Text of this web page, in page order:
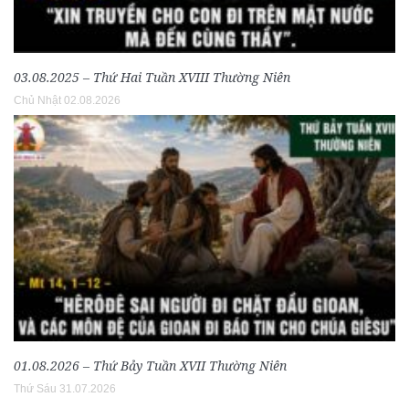
03.08.2025 – Thứ Hai Tuần XVIII Thường Niên
Chủ Nhật 02.08.2026
01.08.2026 – Thứ Bảy Tuần XVII Thường Niên
Thứ Sáu 31.07.2026